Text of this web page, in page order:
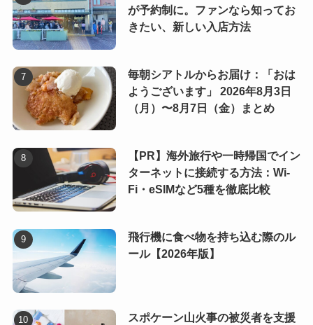
が予約制に。ファンなら知ってお
きたい、新しい入店方法
毎朝シアトルからお届け：「おは
ようございます」 2026年8月3日
（月）〜8月7日（金）まとめ
【PR】海外旅行や一時帰国でイン
ターネットに接続する方法：Wi-
Fi・eSIMなど5種を徹底比較
飛行機に食べ物を持ち込む際のル
ール【2026年版】
スポケーン山火事の被災者を支援